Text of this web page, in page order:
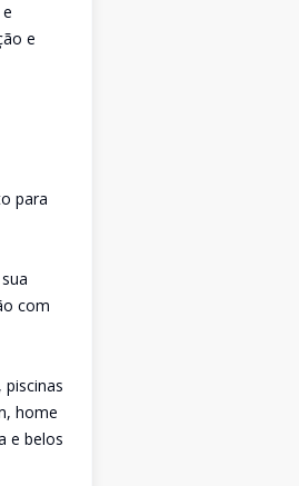
e
para
com
home
e belos